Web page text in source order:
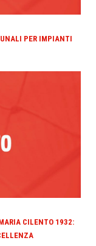
PER IMPIANTI
CILENTO 1932: